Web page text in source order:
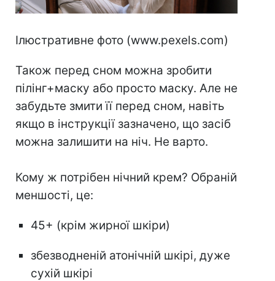
Ілюстративне фото (www.pexels.com)
Також перед сном можна зробити
пілінг+маску або просто маску. Але не
забудьте змити її перед сном, навіть
якщо в інструкції зазначено, що засіб
можна залишити на ніч. Не варто.
Кому ж потрібен нічний крем? Обраній
меншості, це:
45+ (крім жирної шкіри)
збезводненій атонічній шкірі, дуже
сухій шкірі